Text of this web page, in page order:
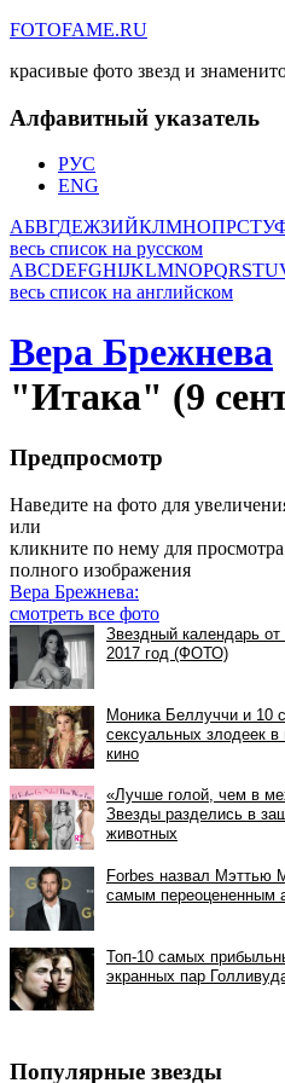
FOTOFAME.RU
красивые фото звезд и
Алфавитный указатель
РУС
ENG
АБВГДЕЖЗИЙКЛМНОПРСТУ
весь список на русском
ABCDEFGHIJKLMNOPQRSTU
весь список на английском
Вера Брежнева
"Итака" (9
Предпросмотр
Наведите на фото для
или
кликните по нему для просмотра
полного изображения
Вера Брежнева:
смотреть все фото
Популярные звезды